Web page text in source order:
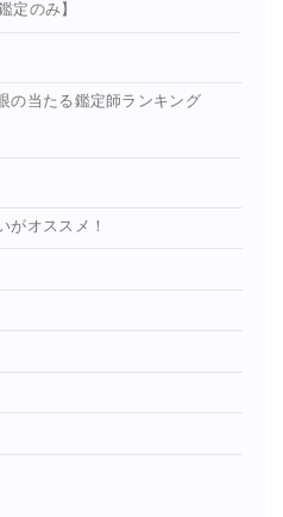
定のみ】
の当たる鑑定師ランキング
がオススメ！